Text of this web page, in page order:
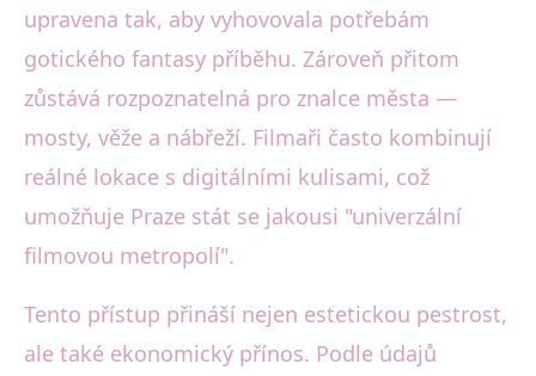
upravena tak, aby vyhovovala potřebám
gotického fantasy příběhu. Zároveň přitom
zůstává rozpoznatelná pro znalce města —
mosty, věže a nábřeží. Filmaři často kombinují
reálné lokace s digitálními kulisami, což
umožňuje Praze stát se jakousi "univerzální
filmovou metropolí".
Tento přístup přináší nejen estetickou pestrost,
ale také ekonomický přínos. Podle údajů